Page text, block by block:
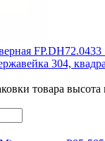
304,
товара высота